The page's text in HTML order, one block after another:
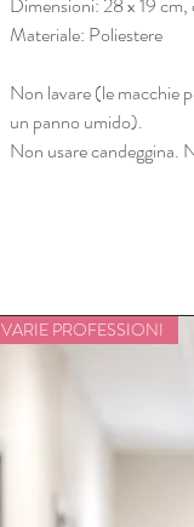
Materiale: Poliestere
Non lavare (le macchie
un panno umido).
Non usare candeggina.
VARIE PROFESSIONI